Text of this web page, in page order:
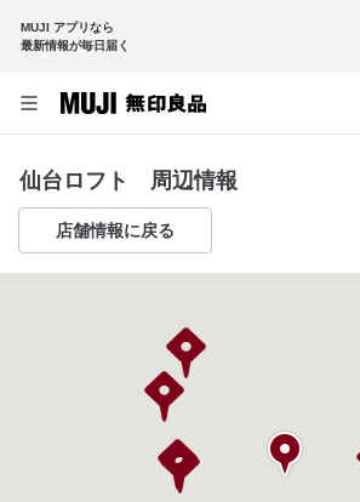
MUJI アプリなら
最新情報が毎日届く
仙台ロフト 周辺情報
店舗情報に戻る